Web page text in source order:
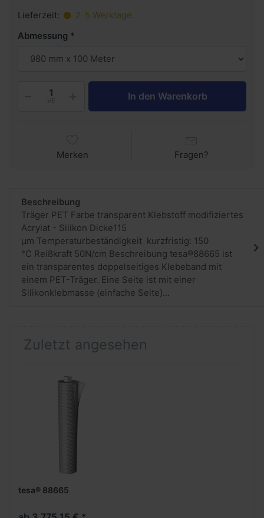
Lieferzeit:
2-5 Werktage
Abmessung
VE In den Warenkorb
Merken Fragen?
Beschreibung
Träger PET Farbe transparent Klebstoff modifiziertes
Acrylat - Silikon Dicke115
µm Temperaturbeständigkeit kurzfristig: 150
°C Reißkraft 50N/cm Beschreibung tesa®88665 ist
ein transparentes doppelseitiges Klebeband mit
einem PET-Träger. Eine Seite ist mit einer
Silikonklebmasse (einfache Seite)...
Zuletzt angesehen
tesa® 88665